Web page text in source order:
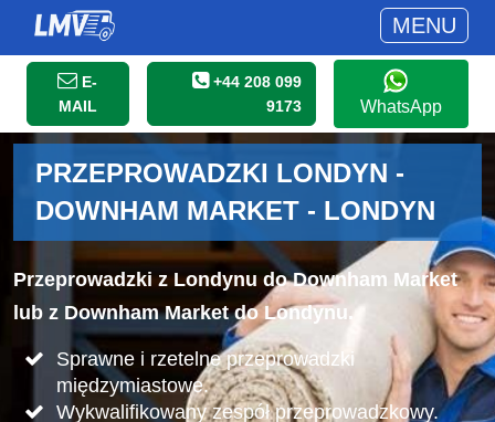
MENU
E-
MAIL
+44 208 099
9173
WhatsApp
PRZEPROWADZKI LONDYN -
DOWNHAM MARKET - LONDYN
Przeprowadzki z Londynu do Downham Market
lub z Downham Market do Londynu.
Sprawne i rzetelne przeprowadzki
międzymiastowe.
Wykwalifikowany zespół przeprowadzkowy.